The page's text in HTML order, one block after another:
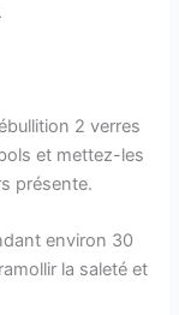
2 verres
et mettez-les
présente.
environ 30
la saleté et